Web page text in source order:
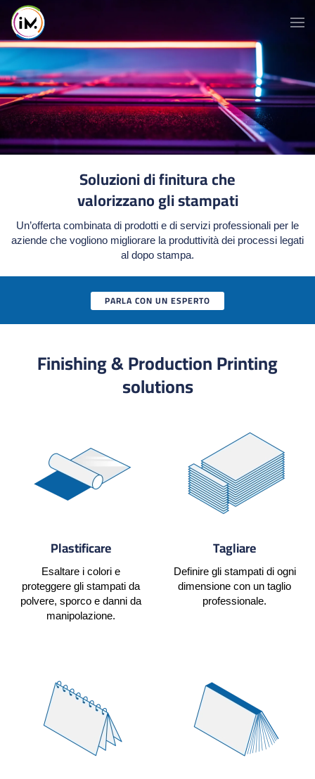
Soluzioni di finitura che
valorizzano gli stampati
Un’offerta combinata di prodotti e di servizi professionali per le
aziende che vogliono migliorare la produttività dei processi legati
al dopo stampa.
PARLA CON UN ESPERTO
Finishing & Production Printing
solutions
Plastificare
Esaltare i colori e
proteggere gli stampati da
polvere, sporco e danni da
manipolazione.
Tagliare
Definire gli stampati di ogni
dimensione con un taglio
professionale.